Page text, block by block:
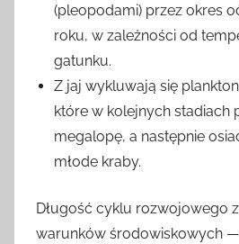
(pleopodami) przez okres
roku, w zależności od
gatunku.
Z jaj wykluwają się
które w kolejnych stadiach
megalopę, a następnie
młode kraby.
Długość cyklu rozwojowego
warunków środowiskowych —